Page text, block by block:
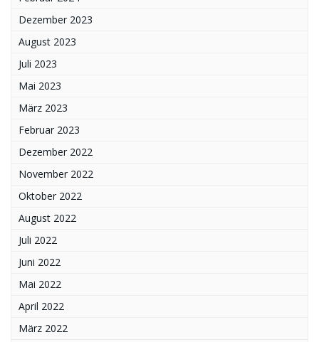
Dezember 2023
August 2023
Juli 2023
Mai 2023
März 2023
Februar 2023
Dezember 2022
November 2022
Oktober 2022
August 2022
Juli 2022
Juni 2022
Mai 2022
April 2022
März 2022